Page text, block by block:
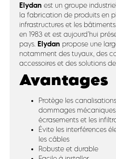
Elydan est un groupe
la fabrication de produits en
infrastructures et les
en 1983 et est aujourd’hui
pays. Elydan propose une
notamment des tuyaux, des
accessoires et des solutions
Avantages
Protège les
dommages
écrasements et les
Évite les interférences
les câbles
Robuste et durable